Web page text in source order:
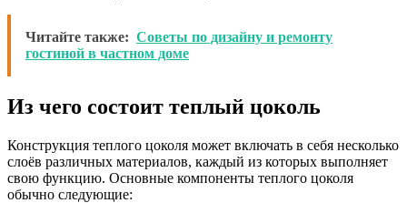
Читайте также: Советы по дизайну и ремонту
гостиной в частном доме
Из чего состоит теплый цоколь
Конструкция теплого цоколя может включать в себя несколько
слоёв различных материалов, каждый из которых выполняет
свою функцию. Основные компоненты теплого цоколя
обычно следующие: